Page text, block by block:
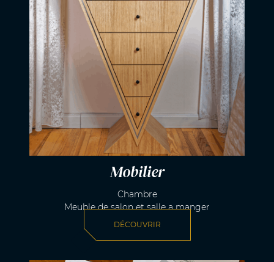
Mobilier
Chambre
Meuble de salon et salle a manger
DÉCOUVRIR